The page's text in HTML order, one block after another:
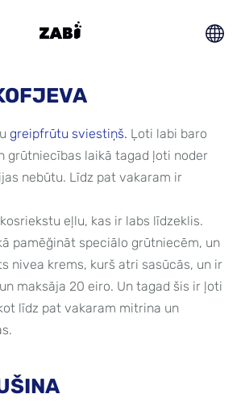
greipfrūtu sviestiņš. Ļoti labi baro
grūtniecības laikā tagad ļoti noder
nebūtu. Līdz pat vakaram ir
eļlu, kas ir labs līdzeklis.
pamēğināt speciālo grūtniecēm, un
nivea krems, kurš atri sasūcās, un ir
maksāja 20 eiro. Un tagad šis ir ļoti
līdz pat vakaram mitrina un